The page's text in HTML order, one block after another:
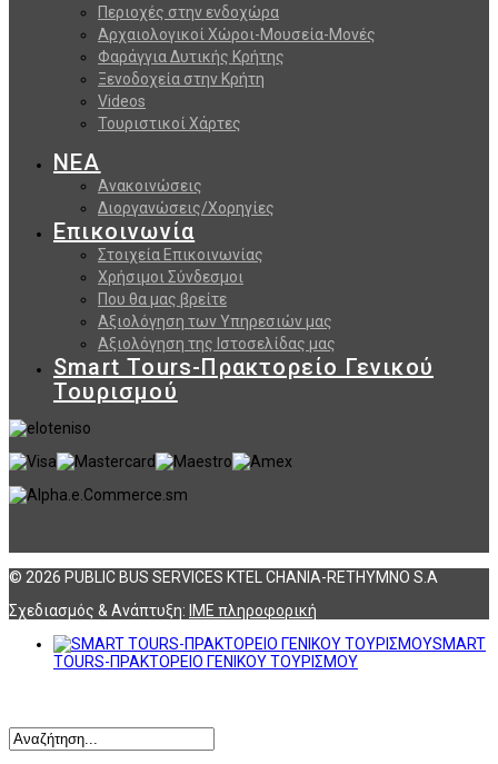
Περιοχές στην ενδοχώρα
Αρχαιολογικοί Χώροι-Μουσεία-Μονές
Φαράγγια Δυτικής Κρήτης
Ξενοδοχεία στην Κρήτη
Videos
Τουριστικοί Χάρτες
ΝΕΑ
Ανακοινώσεις
Διοργανώσεις/Χορηγίες
Επικοινωνία
Στοιχεία Επικοινωνίας
Χρήσιμοι Σύνδεσμοι
Που θα μας βρείτε
Αξιολόγηση των Υπηρεσιών μας
Αξιολόγηση της Ιστοσελίδας μας
Smart Tours-Πρακτορείο Γενικού
Τουρισμού
© 2026 PUBLIC BUS SERVICES KTEL CHANIA-RETHYMNO S.A
Σχεδιασμός & Ανάπτυξη: ΙΜΕ πληροφορική
SMART
TOURS-ΠΡΑΚΤΟΡΕΙΟ ΓΕΝΙΚΟΥ ΤΟΥΡΙΣΜΟΥ